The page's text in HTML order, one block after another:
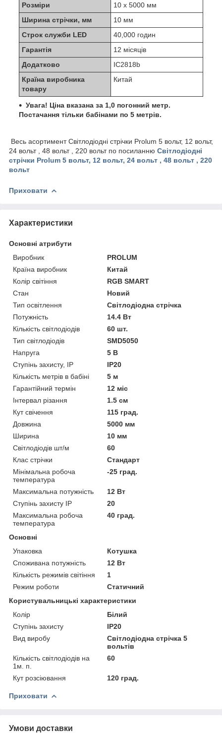
Розміри
10 х 5000 мм
Ширина стрічки, мм
10 мм
Строк служби LED
40,000 годин
Гарантія
12 місяців
Додатково
IC2818b
Країна виробника
товару
Китай
Увага! Ціна вказана за 1,0 погонний метр.
Постачання тільки бабінами по 5 метрів.
Весь асортимент Світлодіодні стрічки Prolum 5 вольт, 12 вольт,
24 вольт , 48 вольт , 220 вольт по посиланню Світлодіодні
стрічки Prolum 5 вольт, 12 вольт, 24 вольт , 48 вольт , 220
вольт
Приховати
Характеристики
Основні атрибути
Виробник
PROLUM
Країна виробник
Китай
Колір світіння
RGB SMART
Стан
Новий
Тип освітлення
Світлодіодна стрічка
Потужність
14.4 Вт
Кількість світлодіодів
60 шт.
Тип світлодіодів
SMD5050
Напруга
5 В
Ступінь захисту, IP
IP20
Кількість метрів в бабіні
5 м
Гарантійний термін
12 міс
Інтервал різання
1.5 см
Кут свічення
115 град.
Довжина
5000 мм
Ширина
10 мм
Світлодіодів шт/м
60
Клас стрічки
Стандарт
Мінімальна робоча
температура
-25 град.
Максимальна потужність
12 Вт
Ступінь захисту IP
20
Максимальна робоча
температура
40 град.
Основні
Упаковка
Котушка
Споживана потужність
12 Вт
Кількість режимів світіння
1
Режим роботи
Статичний
Користувальницькі характеристики
Колір
Білий
Ступінь захисту
IP20
Вид виробу
Світлодіодна стрічка 5
вольтів
Кількість світлодіодів на
1м. п.
60
Кут розсіювання 120 град.
Приховати
Умови доставки